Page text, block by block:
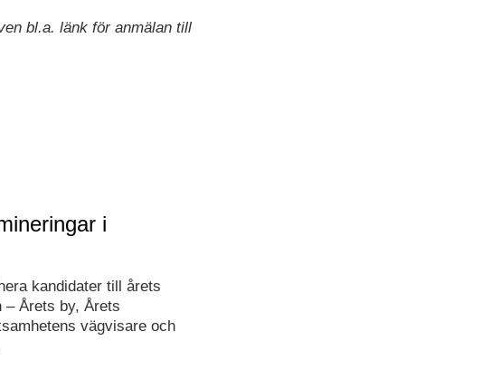
bl.a. länk för anmälan till
i
kandidater till årets
– Årets by, Årets
vägvisare och